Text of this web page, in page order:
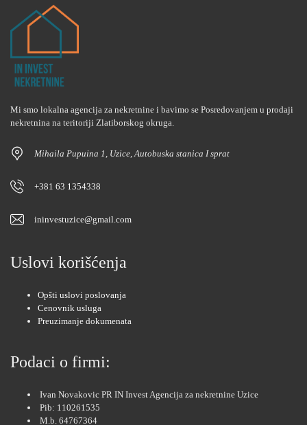
Mi smo lokalna agencija za nekretnine i bavimo se Posredovanjem u prodaji
nekretnina na teritoriji Zlatiborskog okruga.
Mihaila Pupuina 1, Uzice, Autobuska stanica I sprat
+381 63 1354338
ininvestuzice@gmail.com
Uslovi korišćenja
Opšti uslovi poslovanja
Cenovnik usluga
Preuzimanje dokumenata
Podaci o firmi:
Ivan Novakovic PR IN Invest Agencija za nekretnine Uzice
Pib: 110261535
M.b. 64767364